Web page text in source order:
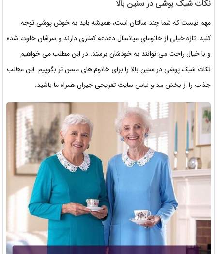
نکات شیک پوشی در سنین بالا
مهم نیست که شما چند سالتان است، همیشه باید به خوش پوشی توجه
کنید. تازه خیلی از خانومای میانسال دغدغه کمتری دارند و سرشان خلوت شده
و با خیال راحت می توانند به خودشان برسند. در این مطلب می خواهیم
نکات شیک پوشی در سنین بالا را برای خانوم های مسن تر بگوییم. این مطلب
جذاب را از بخش مد و لباس سایت تفریحی جیران همراه ما باشید.